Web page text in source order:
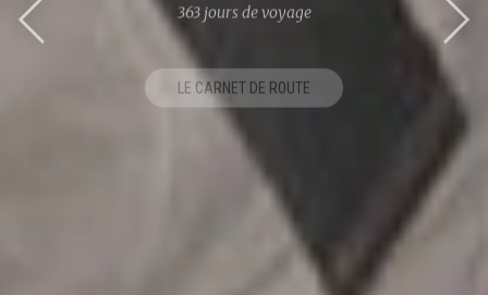
363 jours de voyage
LE CARNET DE ROUTE